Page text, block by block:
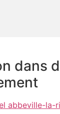
dans
abbeville-la-